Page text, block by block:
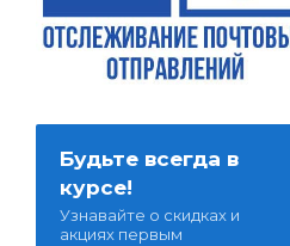
Будьте всегда в
курсе!
Узнавайте о скидках и
акциях первым